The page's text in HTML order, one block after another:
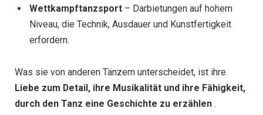
Wettkampftanzsport – Darbietungen auf hohem
Niveau, die Technik, Ausdauer und Kunstfertigkeit
erfordern.
Was sie von anderen Tänzern unterscheidet, ist ihre
Liebe zum Detail, ihre Musikalität und ihre Fähigkeit,
durch den Tanz eine Geschichte zu erzählen .